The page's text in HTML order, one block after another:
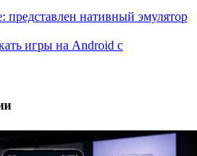
представлен нативный эмулятор
игры на Android с